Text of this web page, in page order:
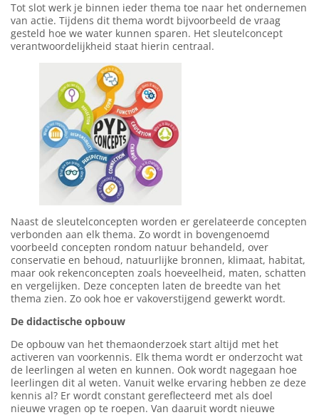
Tot slot werk je binnen ieder thema toe naar het ondernemen
van actie. Tijdens dit thema wordt bijvoorbeeld de vraag
gesteld hoe we water kunnen sparen. Het sleutelconcept
verantwoordelijkheid staat hierin centraal.
Naast de sleutelconcepten worden er gerelateerde concepten
verbonden aan elk thema. Zo wordt in bovengenoemd
voorbeeld concepten rondom natuur behandeld, over
conservatie en behoud, natuurlijke bronnen, klimaat, habitat,
maar ook rekenconcepten zoals hoeveelheid, maten, schatten
en vergelijken. Deze concepten laten de breedte van het
thema zien. Zo ook hoe er vakoverstijgend gewerkt wordt.
De didactische opbouw
De opbouw van het themaonderzoek start altijd met het
activeren van voorkennis. Elk thema wordt er onderzocht wat
de leerlingen al weten en kunnen. Ook wordt nagegaan hoe
leerlingen dit al weten. Vanuit welke ervaring hebben ze deze
kennis al? Er wordt constant gereflecteerd met als doel
nieuwe vragen op te roepen. Van daaruit wordt nieuwe